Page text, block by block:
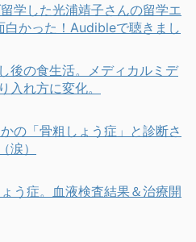
学した光浦靖子さんの留学エ
白かった！Audibleで聴きまし
後の食生活。メディカルミデ
入れ方に変化。
かの「骨粗しょう症」と診断さ
涙）
う症。血液検査結果＆治療開